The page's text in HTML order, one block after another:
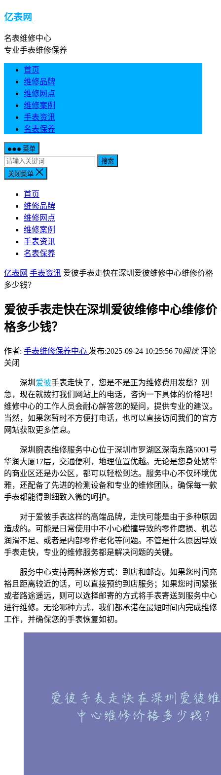
亿表网
名表维修中心
专业手表维修保养
首页
维修品牌
维修网点
维修案例
手表资讯
名表保养
菜单
搜索
关闭菜单
首页
维修品牌
维修网点
维修案例
手表资讯
名表保养
亿表网 手表资讯 爱彼手表走快在深圳爱彼维修中心维修价格
多少钱？
爱彼手表走快在深圳爱彼维修中心维修价
格多少钱？
作者: 手表维修保养中心 发布:2025-09-24 10:25:56 70阅读 评论
关闭
深圳 爱彼手表走快了，您是不是正为维修费用发愁？别
急，现在就拨打我们网站上的电话，咨询一下具体的价格吧！
维修中心的工作人员会耐心解答您的疑问，提供专业的建议。
当然，如果您暂时不方便打电话，也可以直接访问我们的官方
网站获取更多信息。
深圳腕表维修服务中心位于深圳市罗湖区深南东路5001号
华润大厦17层，交通便利，地理位置优越。无论是您身处繁华
的商业区还是办公区，都可以轻松到达。服务中心不仅环境优
雅，还配备了先进的检测设备和专业的维修团队，确保每一款
手表都能得到细致入微的呵护。
对于爱彼手表这样的高端品牌，走快可能是由于多种原因
造成的。可能是日常使用中不小心碰撞导致的零件磨损、机芯
润滑不足、或者是内部零件老化等问题。不管是什么原因导致
手表走快，专业的维修服务都是解决问题的关键。
服务中心支持两种送修方式：到店和邮寄。如果您时间充
裕且距离较近的话，可以直接预约到店服务；如果您时间紧张
或者路途遥远，则可以选择邮寄的方式将手表寄送到服务中心
进行维修。无论哪种方式，我们都承诺在最短时间内完成维修
工作，并确保您的手表恢复如初。